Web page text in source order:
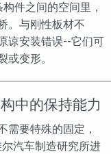
件之间的空间里，
。与刚性板材不
谅安装错误--它们可
或变形。
中的保持能力
需要特殊的固定，
汽车制造研究所进